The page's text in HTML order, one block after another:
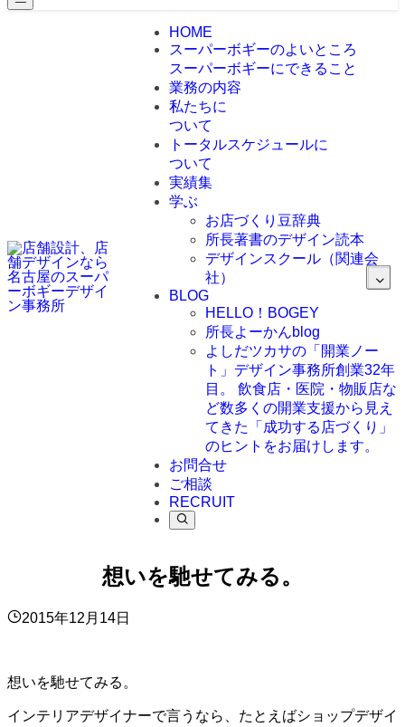
HOME
スーパーボギーのよいところ
スーパーボギーにできること
業務の内容
私たちに
ついて
トータルスケジュールに
ついて
実績集
学ぶ
お店づくり豆辞典
所長著書のデザイン読本
デザインスクール（関連会
社）
BLOG
HELLO！BOGEY
所長よーかんblog
よしだツカサの「開業ノー
ト」 デザイン事務所創業32年
目。 飲食店・医院・物販店な
ど数多くの開業支援から見え
てきた「成功する店づくり」
のヒントをお届けします。
お問合せ
ご相談
RECRUIT
想いを馳せてみる。
2015年12月14日
想いを馳せてみる。
インテリアデザイナーで言うなら、たとえばショップデザイ